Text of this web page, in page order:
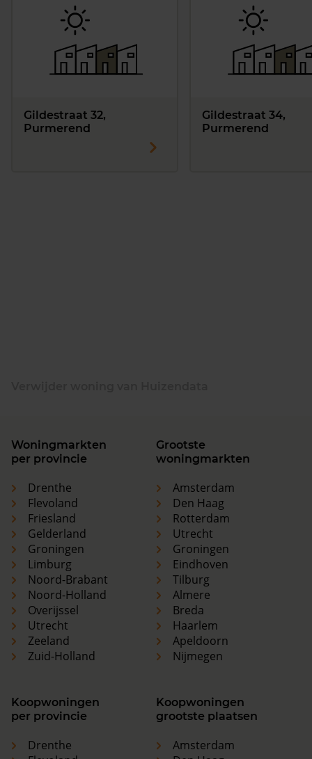
Gildestraat 32,
Purmerend
Gildestraat 34,
Purmerend
Woningmarkten
per provincie
Drenthe
Flevoland
Friesland
Gelderland
Groningen
Limburg
Noord-Brabant
Noord-Holland
Overijssel
Utrecht
Zeeland
Zuid-Holland
Grootste
woningmarkten
Amsterdam
Den Haag
Rotterdam
Utrecht
Groningen
Eindhoven
Tilburg
Almere
Breda
Haarlem
Apeldoorn
Nijmegen
Koopwoningen
per provincie
Drenthe
Koopwoningen
grootste plaatsen
Amsterdam